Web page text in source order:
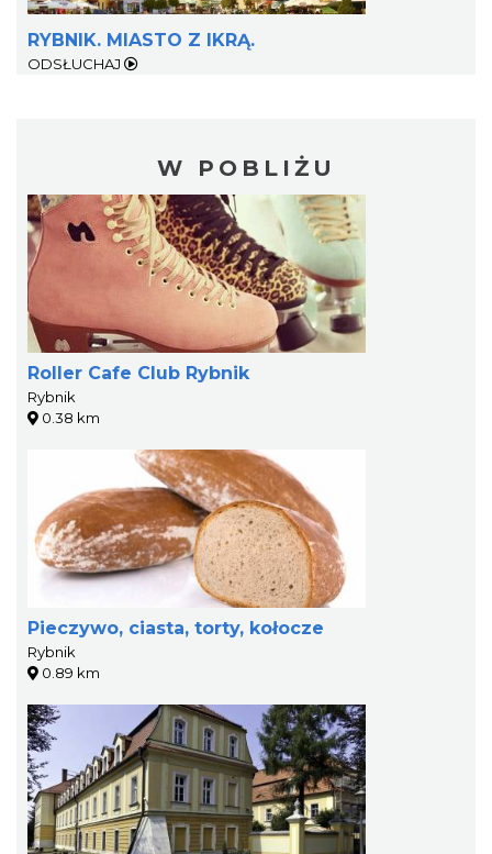
RYBNIK. MIASTO Z IKRĄ.
ODSŁUCHAJ
W POBLIŻU
Roller Cafe Club Rybnik
Rybnik
0.38 km
Pieczywo, ciasta, torty, kołocze
Rybnik
0.89 km